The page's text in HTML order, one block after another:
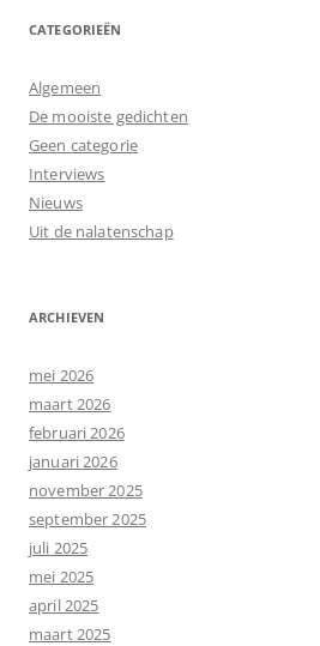
CATEGORIEËN
Algemeen
De mooiste gedichten
Geen categorie
Interviews
Nieuws
Uit de nalatenschap
ARCHIEVEN
mei 2026
maart 2026
februari 2026
januari 2026
november 2025
september 2025
juli 2025
mei 2025
april 2025
maart 2025